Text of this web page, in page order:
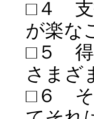
□４ 支
が楽な
□５ 得
さまざ
□６ そ